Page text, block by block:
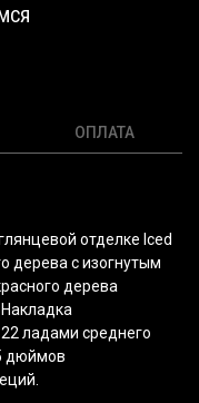
ОПЛАТА
отделке Iced
дерева с изогнутым
дерева
ладами среднего
дюймов